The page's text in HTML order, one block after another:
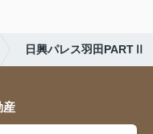
日興パレス羽田PARTⅡ
産